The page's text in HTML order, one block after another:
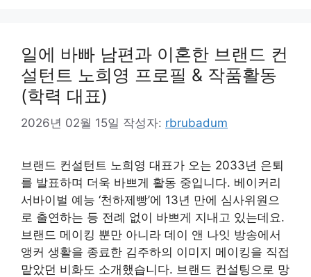
일에 바빠 남편과 이혼한 브랜드 컨
설턴트 노희영 프로필 & 작품활동
(학력 대표)
2026년 02월 15일 작성자: rbrubadum
브랜드 컨설턴트 노희영 대표가 오는 2033년 은퇴
를 발표하며 더욱 바쁘게 활동 중입니다. 베이커리
서바이벌 예능 ‘천하제빵’에 13년 만에 심사위원으
로 출연하는 등 전례 없이 바쁘게 지내고 있는데요.
브랜드 메이킹 뿐만 아니라 데이 앤 나잇 방송에서
앵커 생활을 종료한 김주하의 이미지 메이킹을 직접
맡았던 비화도 소개했습니다. 브랜드 컨설팅으로 망